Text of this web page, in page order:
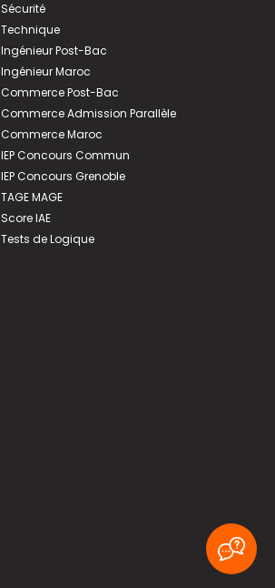
Sécurité
Technique
Ingénieur Post-Bac
Ingénieur Maroc
Commerce Post-Bac
Commerce Admission Parallèle
Commerce Maroc
IEP Concours Commun
IEP Concours Grenoble
TAGE MAGE
Score IAE
Tests de Logique